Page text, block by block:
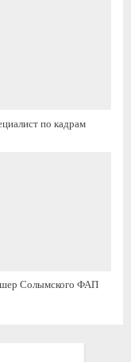
по кадрам
Солымского ФАП